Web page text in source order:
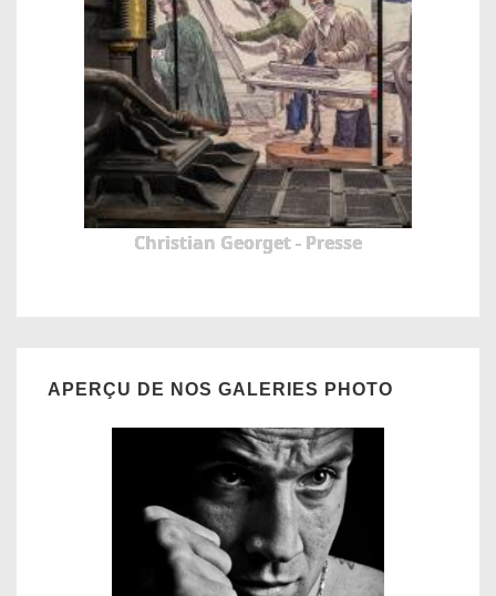
Christian Georget - Presse
APERÇU DE NOS GALERIES PHOTO